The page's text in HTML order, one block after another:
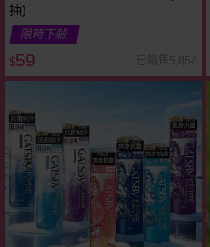
抽)
限時下殺
$59 已銷售5,854